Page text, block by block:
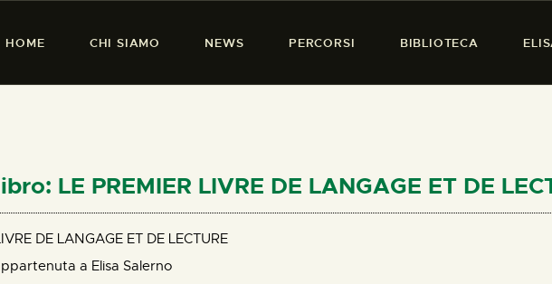
HOME CHI SIAMO NEWS PERCORSI BIBLIOTECA
PRESENZA DONNA
PERCORSI
BIBLIOTECA
ELISA SALERNO
LE PREMIER LIVRE DE LANGAGE ET DE
DE LANGAGE ET DE LECTURE
a Elisa Salerno